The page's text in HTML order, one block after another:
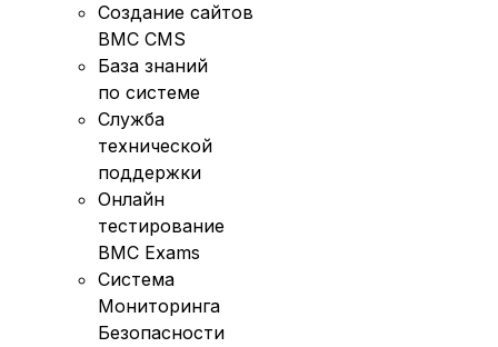
Создание сайтов
BMC CMS
База знаний
по системе
Служба
технической
поддержки
Онлайн
тестирование
BMC Exams
Система
Мониторинга
Безопасности